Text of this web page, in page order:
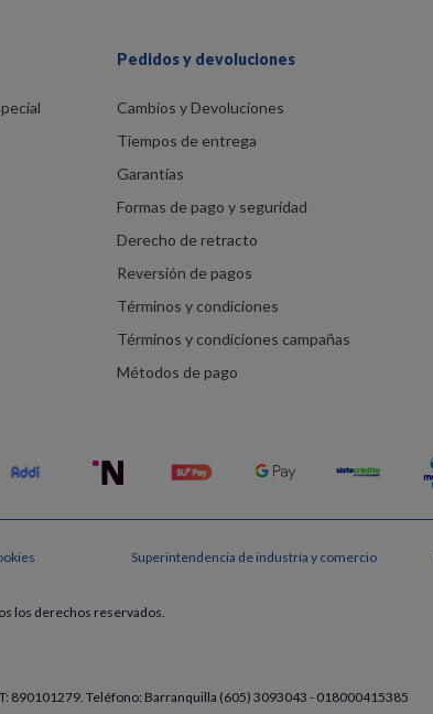
Pedidos y devoluciones
Cambios y Devoluciones
Tiempos de entrega
Garantías
Formas de pago y seguridad
Derecho de retracto
Reversión de pagos
Términos y condiciones
Términos y condiciones campañas
Métodos de pago
Superintendencia de industría y comercio
los derechos reservados.
890101279. Teléfono: Barranquilla (605) 3093043 - 018000415385